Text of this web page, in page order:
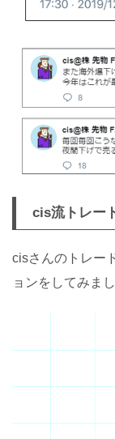
cis流トレー
cisさんのトレー
ョンをしてみまし